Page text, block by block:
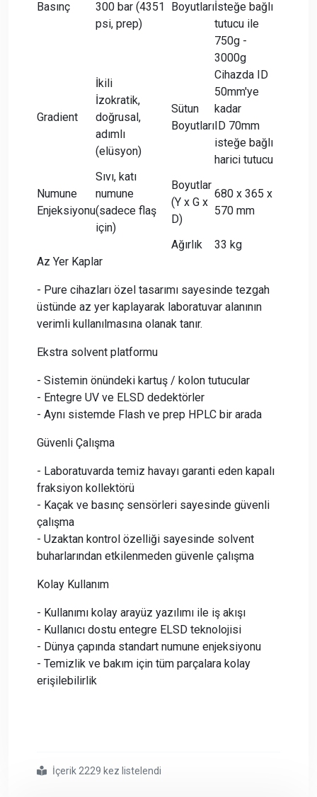
Basınç
300 bar (4351
psi, prep)
Boyutlarıİsteğe bağlı
tutucu ile
750g -
3000g
Gradient
İkili
İzokratik,
doğrusal,
adımlı
(elüsyon)
Sütun
Boyutları
Cihazda ID
50mm'ye
kadar
ID 70mm
isteğe bağlı
harici tutucu
Numune
Enjeksiyonu
Sıvı, katı
numune
(sadece flaş
için)
Boyutlar
(Y x G x
D)
680 x 365 x
570 mm
Ağırlık
33 kg
Az Yer Kaplar
- Pure cihazları özel tasarımı sayesinde tezgah
üstünde az yer kaplayarak laboratuvar alanının
verimli kullanılmasına olanak tanır.
Ekstra solvent platformu
- Sistemin önündeki kartuş / kolon tutucular
- Entegre UV ve ELSD dedektörler
- Aynı sistemde Flash ve prep HPLC bir arada
Güvenli Çalışma
- Laboratuvarda temiz havayı garanti eden kapalı
fraksiyon kollektörü
- Kaçak ve basınç sensörleri sayesinde güvenli
çalışma
- Uzaktan kontrol özelliği sayesinde solvent
buharlarından etkilenmeden güvenle çalışma
Kolay Kullanım
- Kullanımı kolay arayüz yazılımı ile iş akışı
- Kullanıcı dostu entegre ELSD teknolojisi
- Dünya çapında standart numune enjeksiyonu
- Temizlik ve bakım için tüm parçalara kolay
erişilebilirlik
#pure
#850
#flash
#prepİçerik 2229 kez listelendi